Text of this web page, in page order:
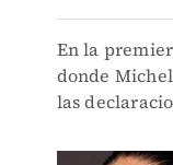
En la
donde
las